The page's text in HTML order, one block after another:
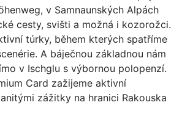
v Samnaunských Alpách
cesty, svišti a možná i kozorožci.
túrky, během kterých spatříme
A báječnou základnou nám
v Ischglu s výbornou polopenzí.
Card zažijeme aktivní
zážitky na hranici Rakouska